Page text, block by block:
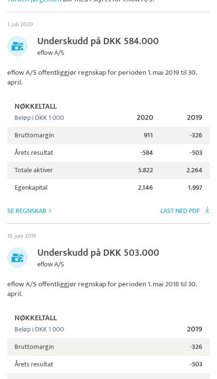
1. juli 2020
Underskudd på DKK 584.000
eflow A/S
eflow A/Soffentliggjør regnskap for perioden 1. mai 2019 til 30.
april.
NØKKELTALL
Beløp i DKK 1 000 2020 2019
Bruttomargin 911
-326
Årets resultat
-584
-503
Totale aktiver
5.822
2.264
Egenkapital
2.146 1.997
SE REGNSKAB LAST NED PDF
19. juni 2019
Underskudd på DKK 503.000
eflow A/S
eflow A/Soffentliggjør regnskap for perioden 1. mai 2018 til 30.
april.
NØKKELTALL
Beløp i DKK 1 000 2019
Bruttomargin
-326
Årets resultat
-503